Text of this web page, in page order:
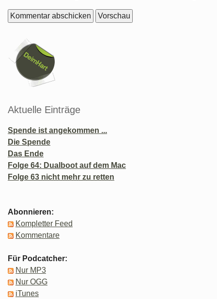
Seitenleiste
Aktuelle Einträge
Spende ist angekommen ...
Die Spende
Das Ende
Folge 64: Dualboot auf dem Mac
Folge 63 nicht mehr zu retten
Abonnieren:
Kompletter Feed
Kommentare
Für Podcatcher:
Nur MP3
Nur OGG
iTunes